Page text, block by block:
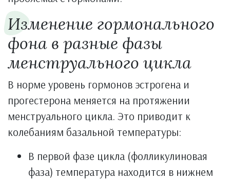
Изменение гормонального
фона в разные фазы
менструального цикла
В норме уровень гормонов эстрогена и
прогестерона меняется на протяжении
менструального цикла. Это приводит к
колебаниям базальной температуры:
В первой фазе цикла (фолликулиновая
фаза) температура находится в нижнем